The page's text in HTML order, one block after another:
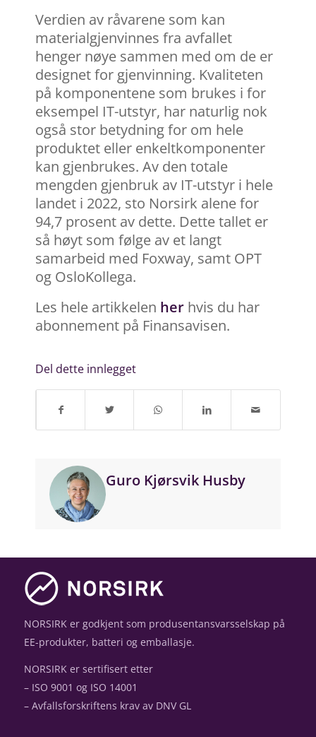
Verdien av råvarene som kan
materialgjenvinnes fra avfallet
henger nøye sammen med om de er
designet for gjenvinning. Kvaliteten
på komponentene som brukes i for
eksempel IT-utstyr, har naturlig nok
også stor betydning for om hele
produktet eller enkeltkomponenter
kan gjenbrukes. Av den totale
mengden gjenbruk av IT-utstyr i hele
landet i 2022, sto Norsirk alene for
94,7 prosent av dette. Dette tallet er
så høyt som følge av et langt
samarbeid med Foxway, samt OPT
og OsloKollega.
Les hele artikkelen her hvis du har
abonnement på Finansavisen.
Del dette innlegget
Guro Kjørsvik Husby
NORSIRK er godkjent som produsentansvarsselskap på
EE-produkter, batteri og emballasje.
NORSIRK er sertifisert etter
– ISO 9001 og ISO 14001
– Avfallsforskriftens krav av DNV GL